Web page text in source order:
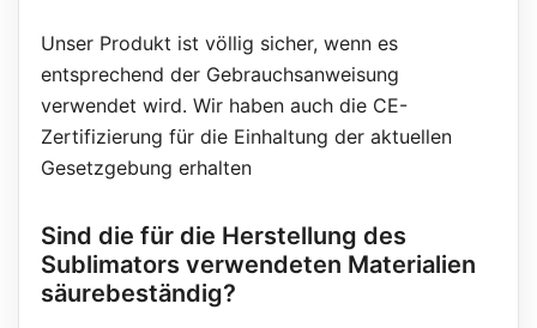
Unser Produkt ist völlig sicher, wenn es
entsprechend der Gebrauchsanweisung
verwendet wird. Wir haben auch die CE-
Zertifizierung für die Einhaltung der aktuellen
Gesetzgebung erhalten
Sind die für die Herstellung des
Sublimators verwendeten Materialien
säurebeständig?